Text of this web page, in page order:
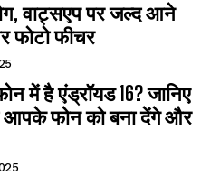
वाट्सएप पर जल्द आने
फोटो फीचर
में है एंड्रॉयड 16? जानिए
आपके फोन को बना देंगे और